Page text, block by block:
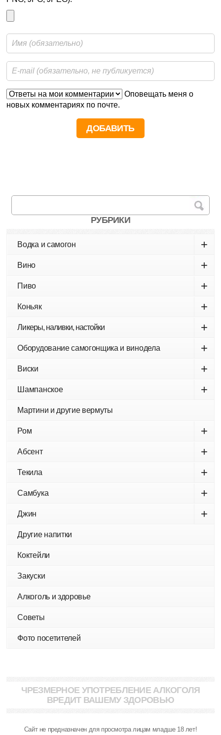
Оповещать меня о
новых комментариях по почте.
РУБРИКИ
Водка и самогон +
Вино +
Пиво +
Коньяк +
Ликеры, наливки, настойки +
Оборудование самогонщика и винодела +
Виски +
Шампанское +
Мартини и другие вермуты
Ром +
Абсент +
Текила +
Самбука +
Джин +
Другие напитки
Коктейли
Закуски
Алкоголь и здоровье
Советы
Фото посетителей
ЧРЕЗМЕРНОЕ УПОТРЕБЛЕНИЕ АЛКОГОЛЯ
ВРЕДИТ ВАШЕМУ ЗДОРОВЬЮ
Сайт не предназначен для просмотра лицам младше 18 лет!